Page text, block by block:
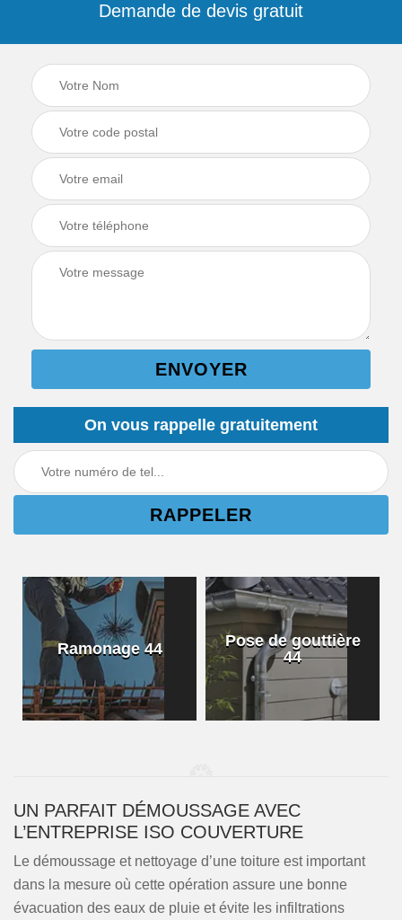
Demande de devis gratuit
On vous rappelle gratuitement
Ramonage 44
Pose de gouttière
44
UN PARFAIT DÉMOUSSAGE AVEC
L’ENTREPRISE ISO COUVERTURE
Le démoussage et nettoyage d’une toiture est important
dans la mesure où cette opération assure une bonne
évacuation des eaux de pluie et évite les infiltrations